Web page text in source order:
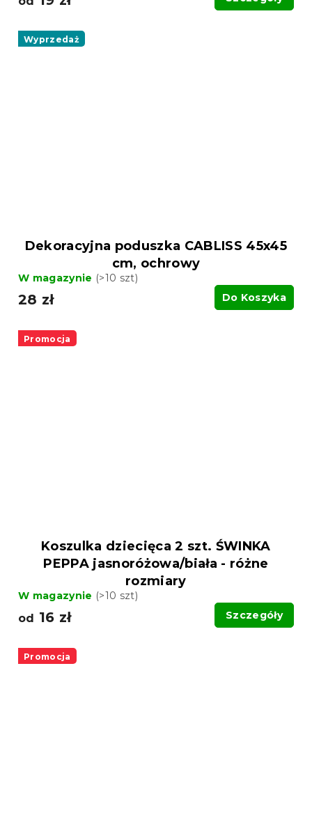
Wyprzedaż
Dekoracyjna poduszka CABLISS 45x45
cm, ochrowy
W magazynie (>10 szt)
28 zł Do Koszyka
Promocja
Koszulka dziecięca 2 szt. ŚWINKA
PEPPA jasnoróżowa/biała - różne
rozmiary
W magazynie (>10 szt)
od 16 zł Szczegóły
Promocja